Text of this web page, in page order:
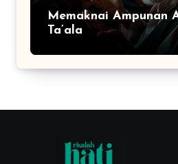
Memaknai Ampunan
Ta’ala